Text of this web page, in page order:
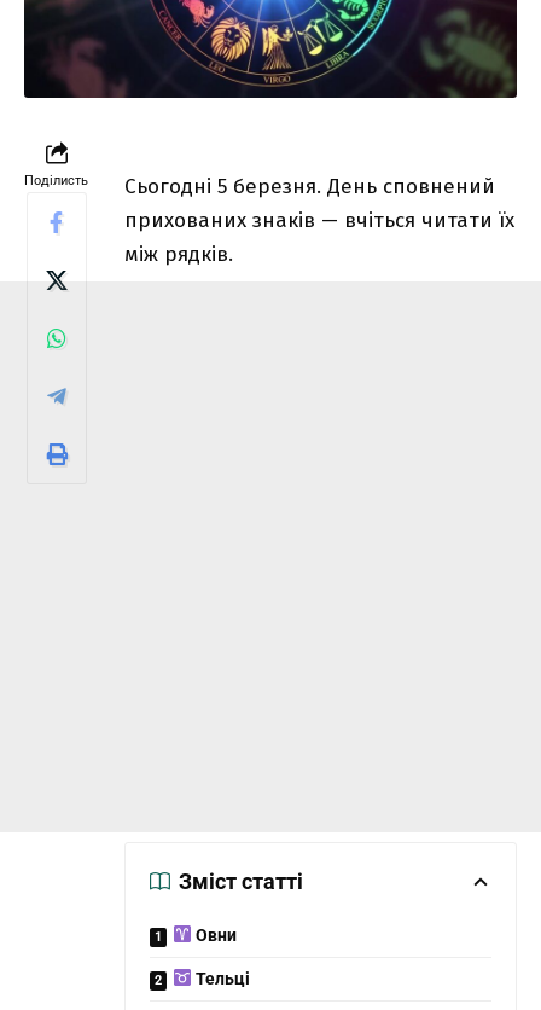
Поділисть
Сьогодні 5 березня. День сповнений
прихованих знаків — вчіться читати їх
між рядків.
Зміст статті
Овни
Тельці